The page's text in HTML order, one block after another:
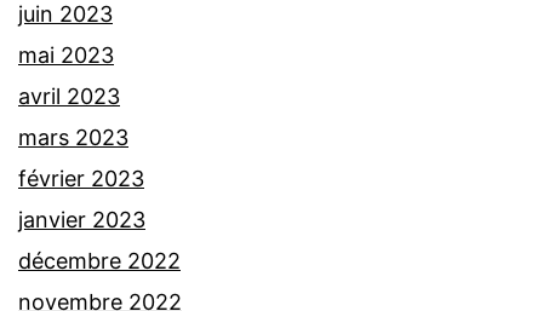
juin 2023
mai 2023
avril 2023
mars 2023
février 2023
janvier 2023
décembre 2022
novembre 2022